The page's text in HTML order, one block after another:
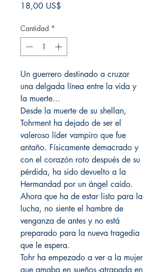
18,00 US$
Cantidad *
Un guerrero destinado a cruzar
una delgada línea entre la vida y
la muerte...
Desde la muerte de su shellan,
Tohrment ha dejado de ser el
valeroso líder vampiro que fue
antaño. Físicamente demacrado y
con el corazón roto después de su
pérdida, ha sido devuelto a la
Hermandad por un ángel caído.
Ahora que ha de estar listo para la
lucha, no siente el hambre de
venganza de antes y no está
preparado para la nueva tragedia
que le espera.
Tohr ha empezado a ver a la mujer
que amaba en sueños -atrapada en